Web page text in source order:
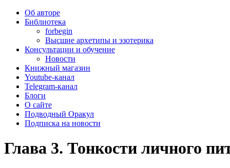
Об авторе
Библиотека
forbegin
Высшие архетипы и эзотерика
Консультации и обучение
Новости
Книжный магазин
Youtube-канал
Telegram-канал
Блоги
О сайте
Подводный Оракул
Подписка на новости
Глава 3. Тонкости личного